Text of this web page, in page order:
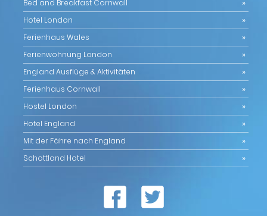
Bed and Breakfast Cornwall
Hotel London
Ferienhaus Wales
Ferienwohnung London
England Ausflüge & Aktivitäten
Ferienhaus Cornwall
Hostel London
Hotel England
Mit der Fähre nach England
Schottland Hotel